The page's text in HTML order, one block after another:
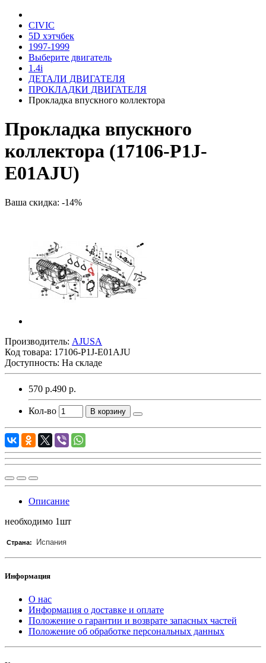
CIVIC
5D хэтчбек
1997-1999
Выберите двигатель
1.4i
ДЕТАЛИ ДВИГАТЕЛЯ
ПРОКЛАДКИ ДВИГАТЕЛЯ
Прокладка впускного коллектора
Прокладка впускного
коллектора (17106-P1J-
E01AJU)
Ваша скидка: -14%
Производитель: AJUSA
Код товара: 17106-P1J-E01AJU
Доступность: На складе
570 р.490 р.
Кол-во В корзину
Описание
необходимо 1шт
Страна: Испания
Информация
О нас
Информация о доставке и оплате
Положение о гарантии и возврате запасных частей
Положение об обработке персональных данных